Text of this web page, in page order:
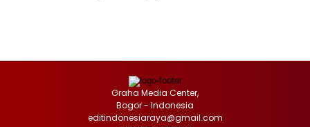
Graha Media Center,
Bogor - Indonesia
editindonesiaraya@gmail.com